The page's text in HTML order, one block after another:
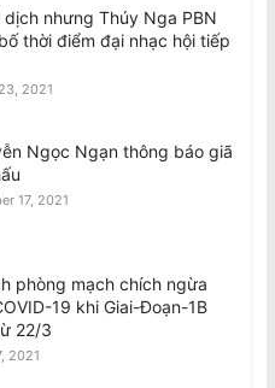
dịch nhưng Thúy Nga PBN
thời điểm đại nhạc hội tiếp
2021
Ngọc Ngạn thông báo giã
17, 2021
phòng mạch chích ngừa
19 khi Giai-Đoạn-1B
22/3
2021